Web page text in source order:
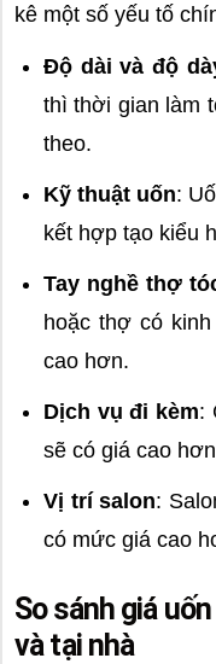
kê một số yếu tố
Độ dài và độ
thì thời gian làm
theo.
Kỹ thuật uốn:
kết hợp tạo kiểu
Tay nghề thợ
hoặc thợ có
cao hơn.
Dịch vụ đi kèm:
sẽ có giá cao
Vị trí salon:
có mức giá cao
So sánh giá
và tại nhà